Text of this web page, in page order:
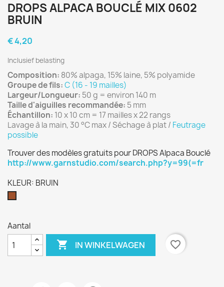
DROPS ALPACA BOUCLÉ MIX 0602
BRUIN
€ 4,20
Inclusief belasting
Composition: 80% alpaga, 15% laine, 5% polyamide
Groupe de fils:C (16 - 19 mailles)
Largeur/Longueur: 50 g = environ 140 m
Taille d'aiguilles recommandée: 5 mm
Échantillon: 10 x 10 cm = 17 mailles x 22 rangs
Lavage à la main, 30 °C max / Séchage à plat / Feutrage
possible
Trouver des modèles gratuits pour DROPS Alpaca Bouclé
http://www.garnstudio.com/search.php?y=99⟨=fr
KLEUR: BRUIN
Aantal
 IN WINKELWAGEN favorite_border